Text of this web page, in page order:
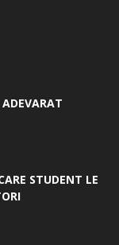
ADEVARAT
STUDENT LE